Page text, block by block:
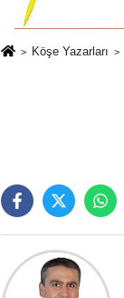
Köşe Yazarları